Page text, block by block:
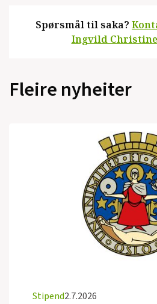
Spørsmål til saka?
Ingvild
Fleire nyheiter
Stipend2.7.2026